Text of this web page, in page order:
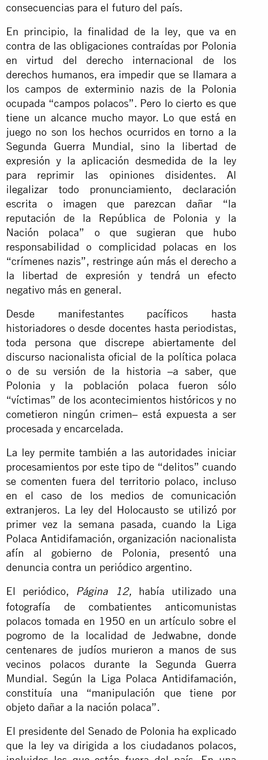
consecuencias para el futuro del país.
En principio, la finalidad de la ley, que va en
contra de las obligaciones contraídas por Polonia
en virtud del derecho internacional de los
derechos humanos, era impedir que se llamara a
los campos de exterminio nazis de la Polonia
ocupada “campos polacos”. Pero lo cierto es que
tiene un alcance mucho mayor. Lo que está en
juego no son los hechos ocurridos en torno a la
Segunda Guerra Mundial, sino la libertad de
expresión y la aplicación desmedida de la ley
para reprimir las opiniones disidentes. Al
ilegalizar todo pronunciamiento, declaración
escrita o imagen que parezcan dañar “la
reputación de la República de Polonia y la
Nación polaca” o que sugieran que hubo
responsabilidad o complicidad polacas en los
“crímenes nazis”, restringe aún más el derecho a
la libertad de expresión y tendrá un efecto
negativo más en general.
Desde manifestantes pacíficos hasta
historiadores o desde docentes hasta periodistas,
toda persona que discrepe abiertamente del
discurso nacionalista oficial de la política polaca
o de su versión de la historia –a saber, que
Polonia y la población polaca fueron sólo
“víctimas” de los acontecimientos históricos y no
cometieron ningún crimen– está expuesta a ser
procesada y encarcelada.
La ley permite también a las autoridades iniciar
procesamientos por este tipo de “delitos” cuando
se comenten fuera del territorio polaco, incluso
en el caso de los medios de comunicación
extranjeros. La ley del Holocausto se utilizó por
primer vez la semana pasada, cuando la Liga
Polaca Antidifamación, organización nacionalista
afín al gobierno de Polonia, presentó una
denuncia contra un periódico argentino.
El periódico,
Página 12,
había utilizado una
fotografía de combatientes anticomunistas
polacos tomada en 1950 en un artículo sobre el
pogromo de la localidad de Jedwabne, donde
centenares de judíos murieron a manos de sus
vecinos polacos durante la Segunda Guerra
Mundial. Según la Liga Polaca Antidifamación,
constituía una “manipulación que tiene por
objeto dañar a la nación polaca”.
El presidente del Senado de Polonia ha explicado
que la ley va dirigida a los ciudadanos polacos,